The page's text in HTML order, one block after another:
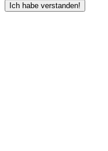
Ich habe verstanden!